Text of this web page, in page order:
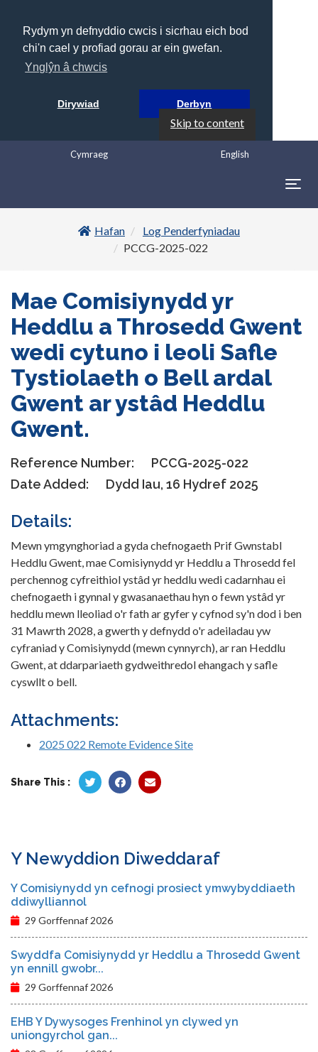
Rydym yn defnyddio cwcis i sicrhau eich bod
chi'n cael y profiad gorau ar ein gwefan.
Ynglŷn â chwcis
Dirywiad Derbyn
Skip to content
English
Cymraeg
Hafan
Log Penderfyniadau
PCCG-2025-022
Mae Comisiynydd yr
Heddlu a Throsedd Gwent
wedi cytuno i leoli Safle
Tystiolaeth o Bell ardal
Gwent ar ystâd Heddlu
Gwent.
Reference Number:
PCCG-2025-022
Date Added:
Dydd Iau, 16 Hydref 2025
Details:
Mewn ymgynghoriad a gyda chefnogaeth Prif Gwnstabl
Heddlu Gwent, mae Comisiynydd yr Heddlu a Throsedd fel
perchennog cyfreithiol ystâd yr heddlu wedi cadarnhau ei
chefnogaeth i gynnal y gwasanaethau hyn o fewn ystâd yr
heddlu mewn lleoliad o'r fath ar gyfer y cyfnod sy'n dod i ben
31 Mawrth 2028, a gwerth y defnydd o'r adeiladau yw
cyfraniad y Comisiynydd (mewn cynnyrch), ar ran Heddlu
Gwent, at ddarpariaeth gydweithredol ehangach y safle
cyswllt o bell.
Attachments:
2025 022 Remote Evidence Site
Share This :
Y Newyddion Diweddaraf
Y Comisiynydd yn cefnogi prosiect ymwybyddiaeth
ddiwylliannol
29 Gorffennaf 2026
Swyddfa Comisiynydd yr Heddlu a Throsedd Gwent
yn ennill gwobr...
29 Gorffennaf 2026
EHB Y Dywysoges Frenhinol yn clywed yn
uniongyrchol gan...